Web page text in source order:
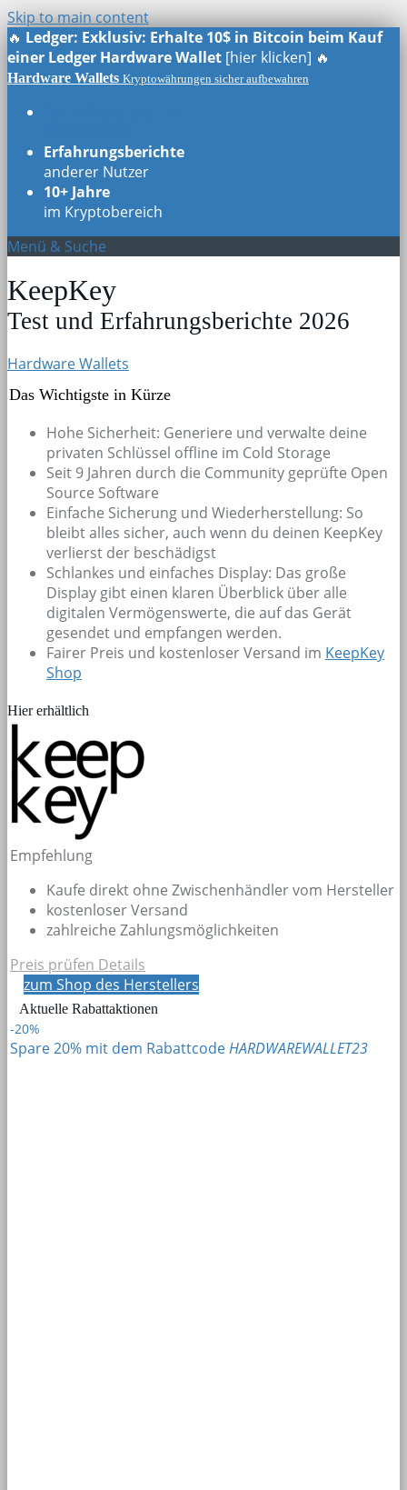
Skip to main content
🔥 Ledger: Exklusiv: Erhalte 10$ in Bitcoin beim Kauf
einer Ledger Hardware Wallet [hier klicken] 🔥
Hardware Wallets Kryptowährungen sicher aufbewahren
Erfahrungsberichte
anderer Nutzer
10+ Jahre
im Kryptobereich
Menü & Suche
KeepKey
Test und Erfahrungsberichte 2026
Hardware Wallets
Das Wichtigste in Kürze
Hohe Sicherheit: Generiere und verwalte deine
privaten Schlüssel offline im Cold Storage
Seit 9 Jahren durch die Community geprüfte Open
Source Software
Einfache Sicherung und Wiederherstellung: So
bleibt alles sicher, auch wenn du deinen KeepKey
verlierst der beschädigst
Schlankes und einfaches Display: Das große
Display gibt einen klaren Überblick über alle
digitalen Vermögenswerte, die auf das Gerät
gesendet und empfangen werden.
Fairer Preis und kostenloser Versand im KeepKey
Shop
Hier erhältlich
Empfehlung
Kaufe direkt ohne Zwischenhändler vom Hersteller
kostenloser Versand
zahlreiche Zahlungsmöglichkeiten
Preis prüfen Details
zum Shop des Herstellers
Aktuelle Rabattaktionen
-20%
Spare 20% mit dem RabattcodeHARDWAREWALLET23